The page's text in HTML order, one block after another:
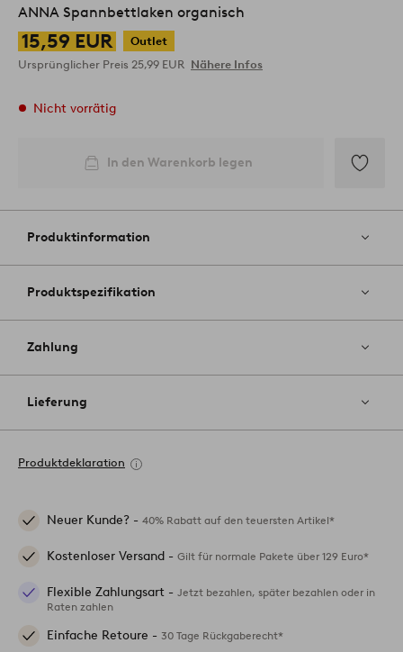
ANNA Spannbettlaken organisch
15,59 EUR
Outlet
Ursprünglicher Preis 25,99 EUR Nähere Infos
Nicht vorrätig
In den Warenkorb legen
Favoriten
Produktinformation
Produktspezifikation
Zahlung
Lieferung
Produktdeklaration
Neuer Kunde? - 40% Rabatt auf den teuersten Artikel*
Kostenloser Versand - Gilt für normale Pakete über 129 Euro*
Flexible Zahlungsart - Jetzt bezahlen, später bezahlen oder in
Raten zahlen
Einfache Retoure - 30 Tage Rückgaberecht*